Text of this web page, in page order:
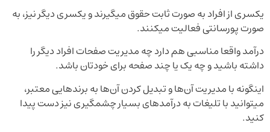
یکسری از افراد به صورت ثابت حقوق میگیرند و یکسری دیگر نیز، به
صورت پورسانتی فعالیت میکنند.
درآمد واقعا مناسبی هم دارد چه مدیریت صفحات افراد دیگر را
داشته باشید و چه یک یا چند صفحه برای خودتان باشد.
اینگونه با مدیریت آن‌ها و تبدیل کردن آن‌ها به برندهایی معتبر،
میتوانید با تلیغات به درآمدهای بسیار چشمگیری نیز دست پیدا
کنید.